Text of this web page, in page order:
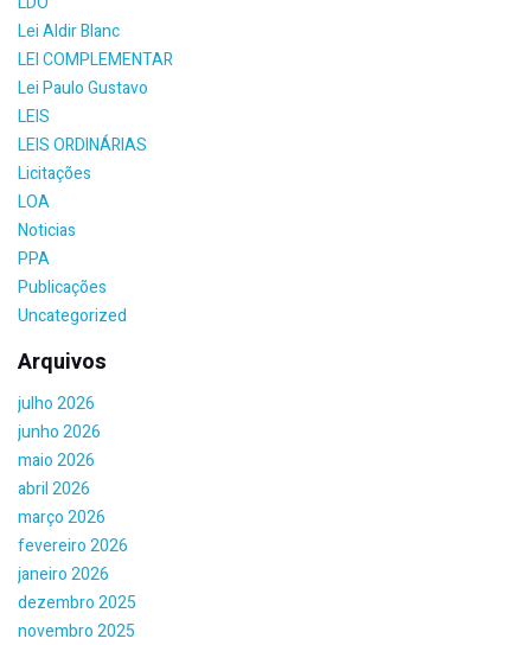
Lei Aldir Blanc
LEI COMPLEMENTAR
Lei Paulo Gustavo
LEIS
LEIS ORDINÁRIAS
Licitações
LOA
Noticias
PPA
Publicações
Uncategorized
Arquivos
julho 2026
junho 2026
maio 2026
abril 2026
março 2026
fevereiro 2026
janeiro 2026
dezembro 2025
novembro 2025